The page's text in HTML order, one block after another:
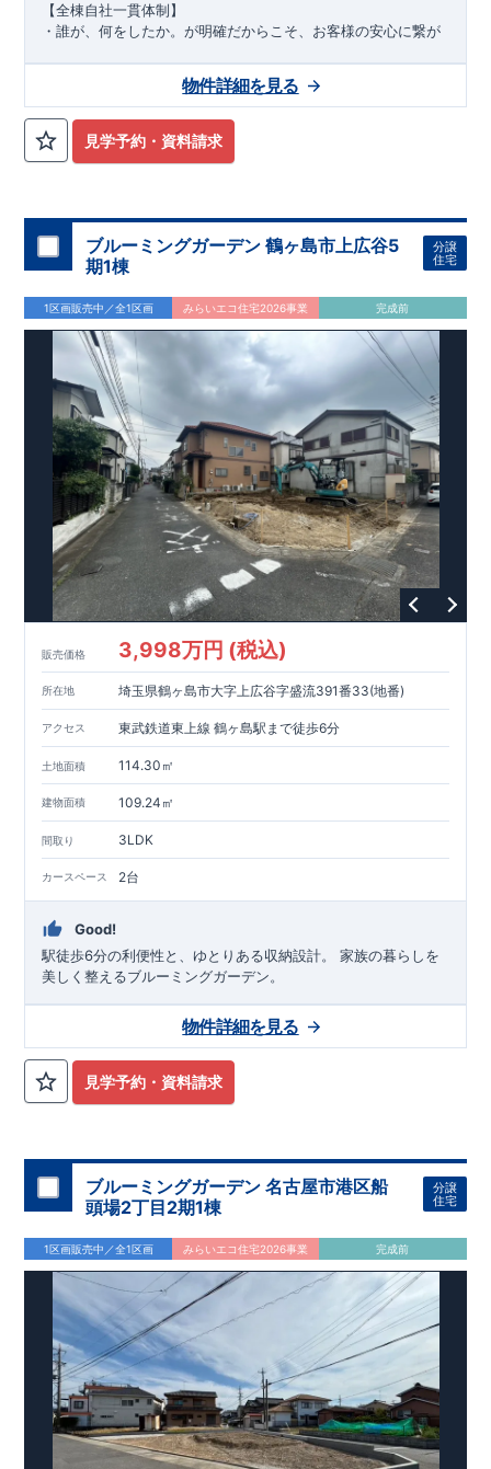
【全棟自社一貫体制】
・誰が、何をしたか。が明確だからこそ、お客様の安心に繋が
・設計、施工、営業が互いに協力しあい、最良のプランを提供
・不要な中間マージンを抑えることで、コストダウンに努めて
います。
【耐震等級3取得】
｢数百年に一度発生する地震に対して、倒壊、崩壊しない。｣
という基準から、さらに1.5倍の耐震力を達成しています。
【住宅性能評価ダブル取得】
・設計住宅性能評価：建物設計段階で、国が認めた第三者機関
が評価しています。
・建設住宅性能評価：評価を受けた図面通りに施工されている
か、建設までに、計4回のチェックが行われます。
図面や書類上だけでなく、現場の施工状況を検査した上で、品
質を保証しています。
【長期優良住宅】
長期優良住宅とは、｢良い家を作って、きちんと手入れをして、
長く大切に使う｣ことを目的とした認定制度。
住宅ローン減税、固定資産税などの税制優遇を受けられるだけ
でなく、中古市場でも、長期優良住宅が有利に働きます。
【充実のアフターサポート】
・東栄住宅では、お引渡し後最大10回の無料定期点検と、60年
間の品質保証を実施。
お引渡しからが本当のお付き合いだと考え、アフターサービス
を外部の業者に委託せず、
東栄住宅グループ「東栄ホームサービス株式会社」にて責任を
見学予約・資料請求
物件詳細を見る
ブルーミングガーデン 鶴ヶ島市上広谷5
期1棟
分譲
住宅
1区画販売中／全1区画 みらいエコ住宅2026事業 完成前
販売価格 3,998万円 (税込)
所在地 埼玉県鶴ヶ島市大字上広谷字盛流391番33(地番)
アクセス 東武鉄道東上線 鶴ヶ島駅まで徒歩6分
土地面積 114.30㎡
建物面積 109.24㎡
間取り 3LDK
カースペース 2台
Good!
駅徒歩6分の利便性と、ゆとりある収納設計。 家族の暮らしを
美しく整えるブルーミングガーデン。
見学予約・資料請求
物件詳細を見る
ブルーミングガーデン 名古屋市港区船
頭場2丁目2期1棟
分譲
住宅
1区画販売中／全1区画 みらいエコ住宅2026事業 完成前